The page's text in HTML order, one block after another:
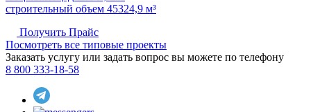
строительный объем 45324,9 м³
Получить Прайс
Посмотреть все типовые проекты
Заказать услугу или задать вопрос вы можете по телефону
8 800 333-18-58